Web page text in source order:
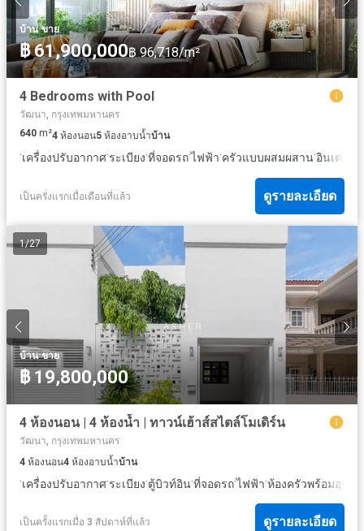
บ้าน·ขาย
฿ 61,900,000฿ 96,718/m²
4 Bedrooms with Pool
วัฒนา, กรุงเทพมหานคร
640 m²4 ห้องนอน5 ห้องอาบน้ำบ้าน
·เครื่องปรับอากาศ·ระเบียง·ที่จอดรถ·ไฟฟ้า·ครัวแบบผสมผสาน·อินเตอร์เ
เป็นครั่งแรกเมื่อเดือนที่แล้ว ดูรายละเอียด
1/27
บ้าน·ขาย
฿ 19,800,000
4 ห้องนอน | 4 ห้องน้ำ | ทาวน์เฮ้าส์สไตล์โมเดิร์น
วัฒนา, กรุงเทพมหานคร
4 ห้องนอน4 ห้องอาบน้ำบ้าน
·เครื่องปรับอากาศ·ระเบียง·ตู้บิวท์อิน·ที่จอดรถ·ไฟฟ้า·ห้องครัวพร้อมอุปก
เป็นครั้งแรกเมื่อ 3 สัปดาห์ที่แล้ว ดูรายละเอียด